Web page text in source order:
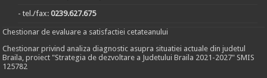
- tel./fax:0239.627.675
Chestionar de evaluare a satisfactiei cetateanului
Chestionar privind analiza diagnostic asupra situatiei actuale din judetul
Braila, proiect "Strategia de dezvoltare a Judetului Braila 2021-2027" SMIS
125782